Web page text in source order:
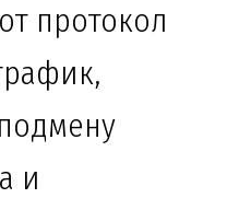
протокол
и